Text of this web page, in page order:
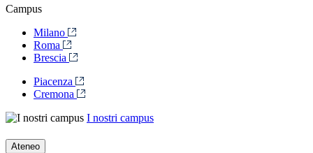
Campus
Milano
Roma
Brescia
Piacenza
Cremona
I nostri campus
Ateneo